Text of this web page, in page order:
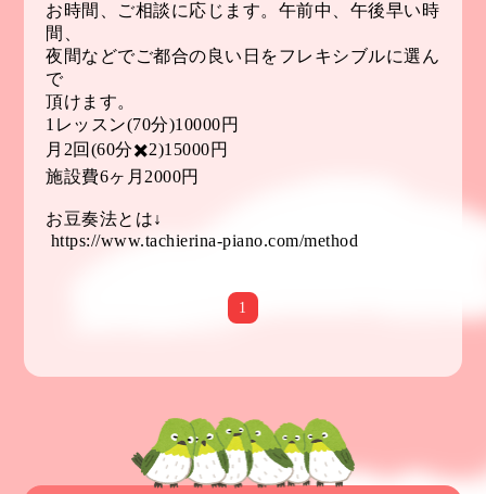
お時間、ご相談に応じます。午前中、午後早い時
間、
夜間などでご都合の良い日をフレキシブルに選ん
で
頂けます。
1レッスン(70分)10000円
月2回(60分✖️2)15000円
施設費6ヶ月2000円
お豆奏法とは↓
https://www.tachierina-piano.com/method
1